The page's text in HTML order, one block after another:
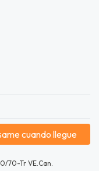
cuando llegue
70-Tr VE.Can.